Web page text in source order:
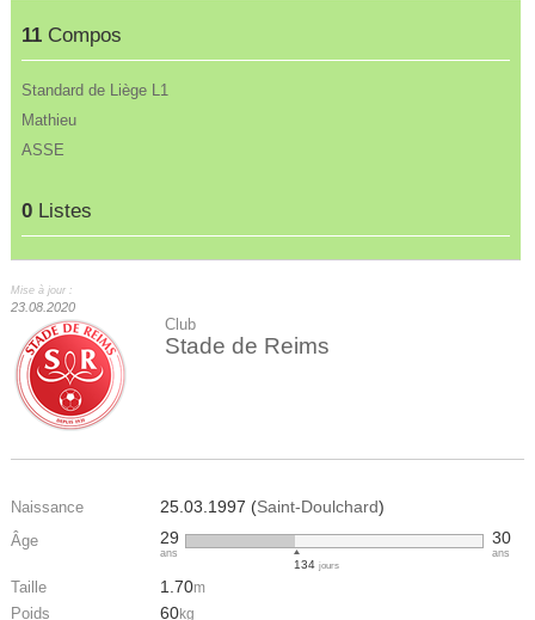
11 Compos
Standard de Liège L1
Mathieu
ASSE
0 Listes
Mise à jour :
23.08.2020
Club
Stade de Reims
Naissance 25.03.1997 (Saint-Doulchard)
Âge 29
ans
134jours
30
ans
Taille 1.70m
Poids 60kg